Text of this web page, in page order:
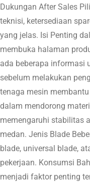
Dukungan After Sales
teknisi, ketersediaan
yang jelas. Isi Penting
membuka halaman
ada beberapa informasi
sebelum melakukan
tenaga mesin
dalam mendorong
memengaruhi stabilitas
medan. Jenis Blade
blade, universal blade,
pekerjaan. Konsumsi
menjadi faktor penting